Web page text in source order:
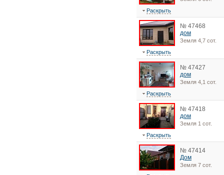
Раскрыть
№ 47468
дом
Земля 4,7 сот.
Раскрыть
№ 47427
дом
Земля 4,1 сот.
Раскрыть
№ 47418
дом
Земля 1 сот.
Раскрыть
№ 47414
Дом
Земля 7 сот.